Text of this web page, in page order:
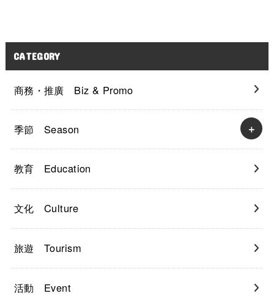
CATEGORY
商務・推廣 Biz & Promo
季節 Season
教育 Education
文化 Culture
旅遊 Tourism
活動 Event